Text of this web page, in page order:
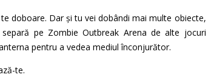
doboare. Dar și tu vei dobândi mai multe obiecte,
pe Zombie Outbreak Arena de alte jocuri
pentru a vedea mediul înconjurător.
te.